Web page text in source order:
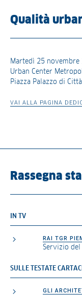
Qualità
Martedì 25
Urban Center
Piazza Palazzo di
VAI ALLA PAGINA
Rassegna
IN TV
RAI TGR
Servizio
SULLE TESTATE
GLI